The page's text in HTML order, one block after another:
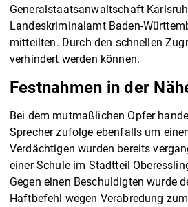
Generalstaatsanwaltschaft
Landeskriminalamt Baden-
mitteilten. Durch den schnellen
verhindert werden können.
Festnahmen in der
Bei dem mutmaßlichen Opfer
Sprecher zufolge ebenfalls um
Verdächtigen wurden bereits
einer Schule im Stadtteil
Gegen einen Beschuldigten wurde
Haftbefehl wegen Verabredung